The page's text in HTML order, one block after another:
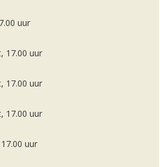
uur
17.00 uur
17.00 uur
17.00 uur
uur